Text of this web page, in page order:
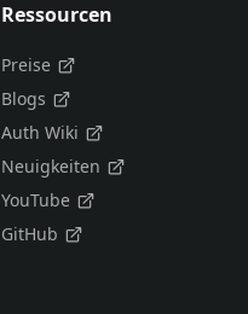
Ressourcen
Preise
Blogs
Auth Wiki
Neuigkeiten
YouTube
GitHub